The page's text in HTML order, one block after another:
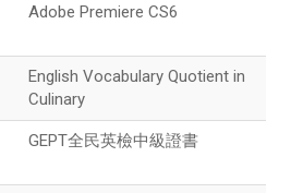
Adobe Premiere CS6
English Vocabulary Quotient in
Culinary
GEPT全民英檢中級證書